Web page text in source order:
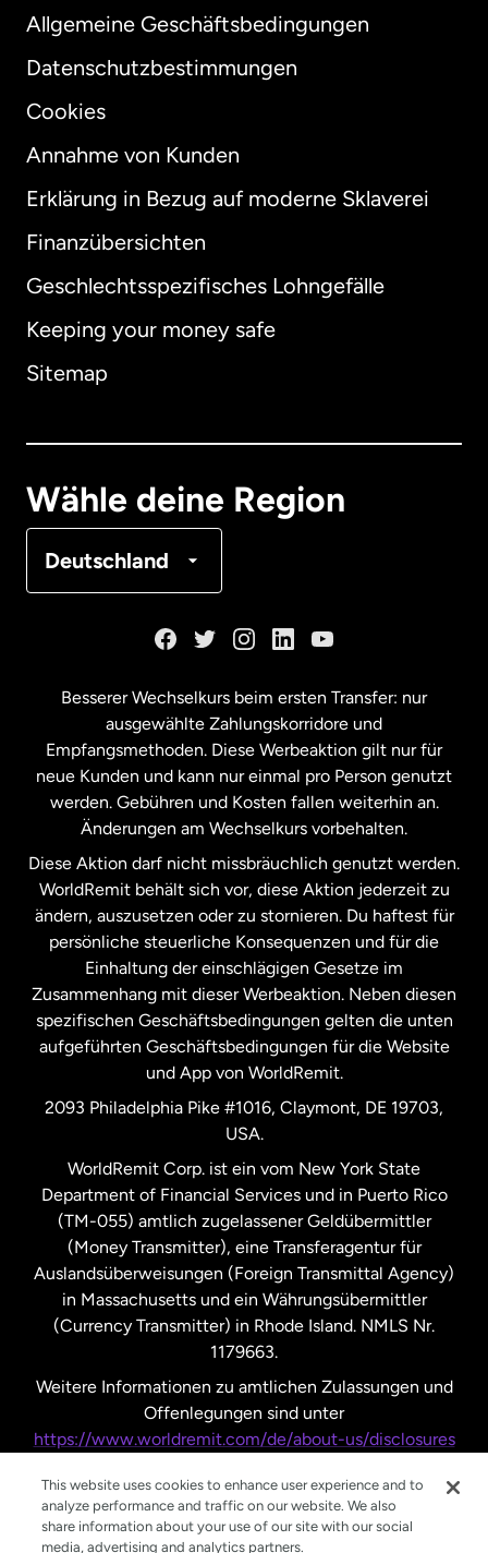
Allgemeine Geschäftsbedingungen
Datenschutzbestimmungen
Cookies
Annahme von Kunden
Erklärung in Bezug auf moderne Sklaverei
Finanzübersichten
Geschlechtsspezifisches Lohngefälle
Keeping your money safe
Sitemap
Wähle deine Region
Deutschland
International English
Australien
Malaysia
Neuseeland
Niederlande
Schweden
Spanien
Vereinigte Staaten English
Vereinigte Staaten
Vereinigtes Königreich
Besserer Wechselkurs beim ersten Transfer: nur
ausgewählte Zahlungskorridore und
Empfangsmethoden. Diese Werbeaktion gilt nur für
neue Kunden und kann nur einmal pro Person genutzt
werden. Gebühren und Kosten fallen weiterhin an.
Änderungen am Wechselkurs vorbehalten.
Diese Aktion darf nicht missbräuchlich genutzt werden.
WorldRemit behält sich vor, diese Aktion jederzeit zu
ändern, auszusetzen oder zu stornieren. Du haftest für
persönliche steuerliche Konsequenzen und für die
Einhaltung der einschlägigen Gesetze im
Zusammenhang mit dieser Werbeaktion. Neben diesen
spezifischen Geschäftsbedingungen gelten die unten
aufgeführten Geschäftsbedingungen für die Website
und App von WorldRemit.
2093 Philadelphia Pike #1016, Claymont, DE 19703,
USA.
WorldRemit Corp. ist ein vom New York State
Department of Financial Services und in Puerto Rico
(TM-055) amtlich zugelassener Geldübermittler
(Money Transmitter), eine Transferagentur für
Auslandsüberweisungen (Foreign Transmittal Agency)
in Massachusetts und ein Währungsübermittler
(Currency Transmitter) in Rhode Island. NMLS Nr.
1179663.
Weitere Informationen zu amtlichen Zulassungen und
Offenlegungen sind unter
https://www.worldremit.com/de/about-us/disclosures
This website uses cookies to enhance user experience and to
analyze performance and traffic on our website. We also
share information about your use of our site with our social
media, advertising and analytics partners.